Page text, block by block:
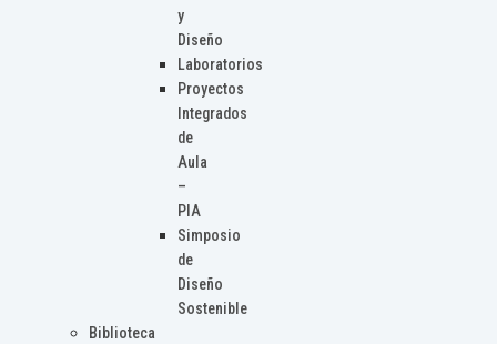
y
Diseño
Laboratorios
Proyectos
Integrados
de
Aula
–
PIA
Simposio
de
Diseño
Sostenible
Biblioteca